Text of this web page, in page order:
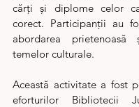
cărți și diplome celor
corect. Participanții au
abordarea
temelor culturale.
Această activitate a fost
eforturilor Bibliotecii